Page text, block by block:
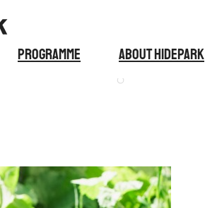
Programme About Hidepark